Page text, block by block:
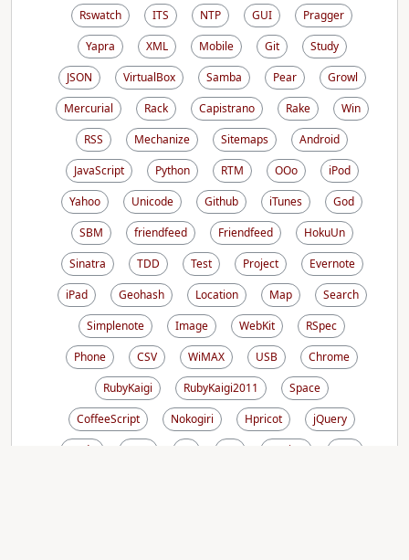
Rswatch
ITS NTP GUI
Pragger
Yapra
XML Mobile Git
Study
JSON
VirtualBox Samba Pear
Growl
Mercurial
Rack Capistrano Rake
Win
RSS
Mechanize Sitemaps
Android
JavaScript
Python RTM OOo
iPod
Yahoo
Unicode Github iTunes
God
SBM
friendfeed Friendfeed
HokuUn
Sinatra
TDD Test Project
Evernote
iPad
Geohash Location Map
Search
Simplenote
Image WebKit
RSpec
Phone
CSV WiMAX USB
Chrome
RubyKaigi
RubyKaigi2011
Space
CoffeeScript
Nokogiri Hpricot
jQuery
Node
Design